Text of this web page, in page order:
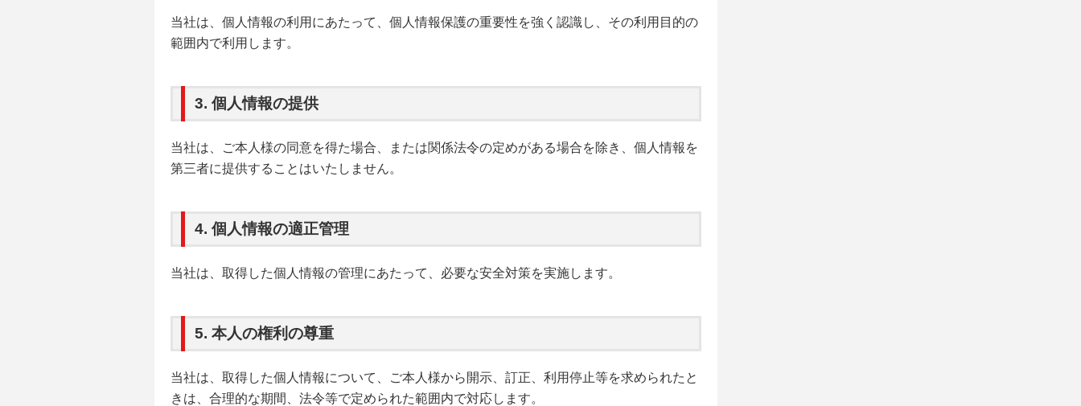
当社は、個人情報の利用にあたって、個人情報保護の重要性を強く認識し、その利用目的の
範囲内で利用します。
3. 個人情報の提供
当社は、ご本人様の同意を得た場合、または関係法令の定めがある場合を除き、個人情報を
第三者に提供することはいたしません。
4. 個人情報の適正管理
当社は、取得した個人情報の管理にあたって、必要な安全対策を実施します。
5. 本人の権利の尊重
当社は、取得した個人情報について、ご本人様から開示、訂正、利用停止等を求められたと
きは、合理的な期間、法令等で定められた範囲内で対応します。